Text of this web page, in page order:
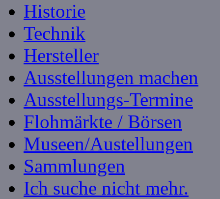
Historie
Technik
Hersteller
Ausstellungen machen
Ausstellungs-Termine
Flohmärkte / Börsen
Museen/Austellungen
Sammlungen
Ich suche nicht mehr.